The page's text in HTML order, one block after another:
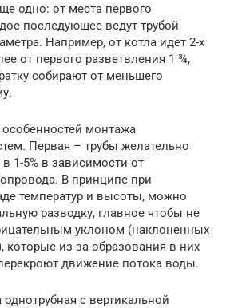
одно: от места первого
последующее ведут трубой
Например, от котла идет 2-х
от первого разветвления 1 ¾,
собирают от меньшего
монтажа
Первая – трубы желательно
1-5% в зависимости от
В принципе при
температур и высоты, можно
разводку, главное чтобы не
уклоном (наклоненных
которые из-за образования в них
движение потока воды.
с вертикальной